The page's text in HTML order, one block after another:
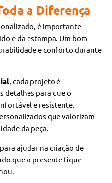
a Diferença
é importante
e da estampa. Um bom
e conforto durante
, cada projeto é
detalhes para que o
e resistente.
que valorizam
da peça.
ajudar na criação de
que o presente fique